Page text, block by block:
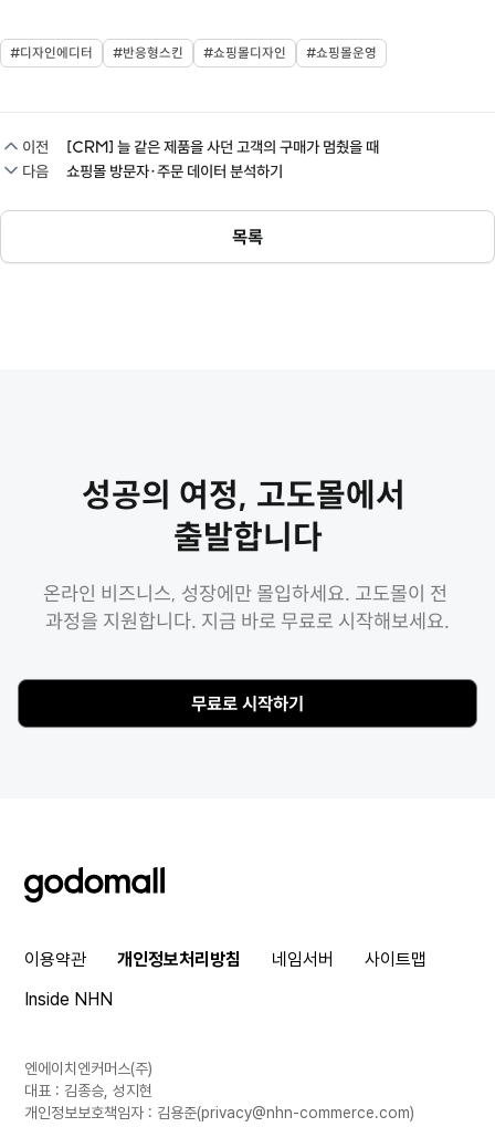
#디자인에디터 #반응형스킨 #쇼핑몰디자인 #쇼핑몰운영
이전
[CRM] 늘 같은 제품을 사던 고객의 구매가 멈췄을 때
다음
쇼핑몰 방문자·주문 데이터 분석하기
목록
성공의 여정, 고도몰에서
출발합니다
온라인 비즈니스, 성장에만 몰입하세요. 고도몰이 전
과정을 지원합니다. 지금 바로 무료로 시작해보세요.
무료로 시작하기
godomall
이용약관 개인정보처리방침 네임서버
사이트맵
Inside NHN
엔에이치엔커머스(주)
대표 : 김종승, 성지현
개인정보보호책임자 : 김용준(privacy@nhn-commerce.com)